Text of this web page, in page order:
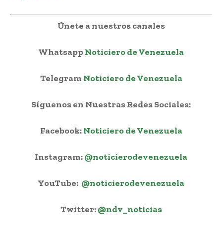
Únete a nuestros canales
WhatsappNoticiero de Venezuela
Telegram Noticiero de Venezuela
Síguenos en Nuestras Redes Sociales:
Facebook:Noticiero de Venezuela
Instagram:@noticierodevenezuela
YouTube: @noticierodevenezuela
Twitter:@ndv_noticias